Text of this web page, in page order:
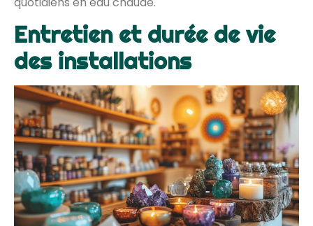
Entretien et durée de vie
des installations